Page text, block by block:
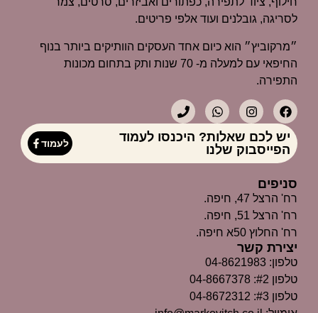
לסריגה, גובלנים ועוד אלפי פריטים.
״מרקוביץ״ הוא כיום אחד העסקים הוותיקים ביותר בנוף
החיפאי עם למעלה מ- 70 שנות ותק בתחום מכונות
התפירה.
יש לכם שאלות? היכנסו לעמוד
הפייסבוק שלנו
לעמוד
סניפים
רח' הרצל 47, חיפה.
רח' הרצל 51, חיפה.
רח' החלוץ 50א חיפה.
יצירת קשר
טלפון: 04-8621983
טלפון #2: 04-8667378
טלפון #3: 04-8672312